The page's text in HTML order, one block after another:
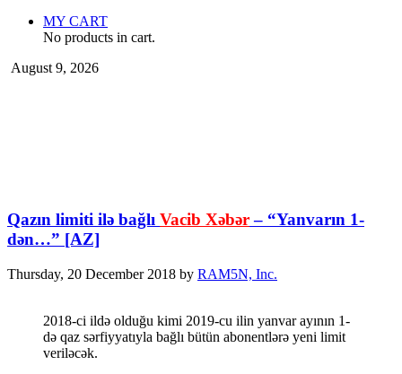
MY CART
No products in cart.
August 9, 2026
Qazın limiti ilə bağlı Vacib Xəbər– “Yanvarın 1-
dən…” [AZ]
Thursday, 20 December 2018 by RAM5N, Inc.
2018-ci ildə olduğu kimi 2019-cu ilin yanvar ayının 1-
də qaz sərfiyyatıyla bağlı bütün abonentlərə yeni limit
veriləcək.